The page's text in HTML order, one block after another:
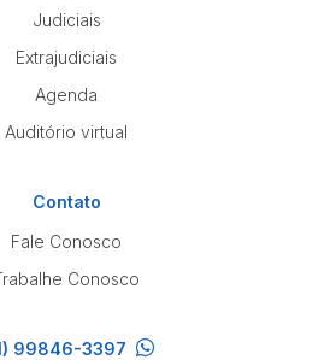
Judiciais
Extrajudiciais
Agenda
Auditório virtual
Contato
Fale Conosco
Conosco
99846-3397